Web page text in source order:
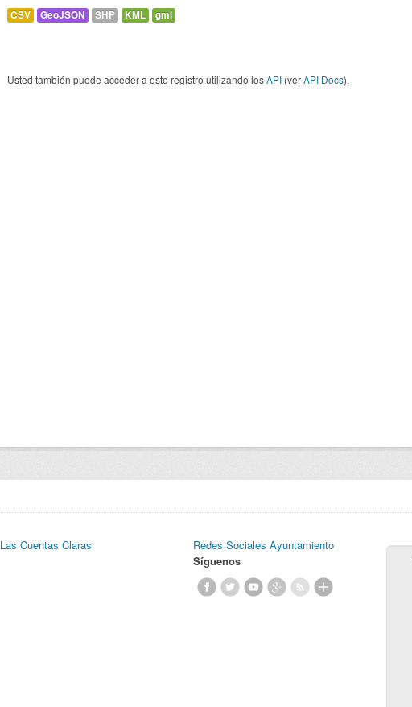
CSV GeoJSON SHP KML gml
Usted también puede acceder a este registro utilizando losAPI (verAPI Docs).
Las Cuentas Claras
Redes Sociales Ayuntamiento
Síguenos